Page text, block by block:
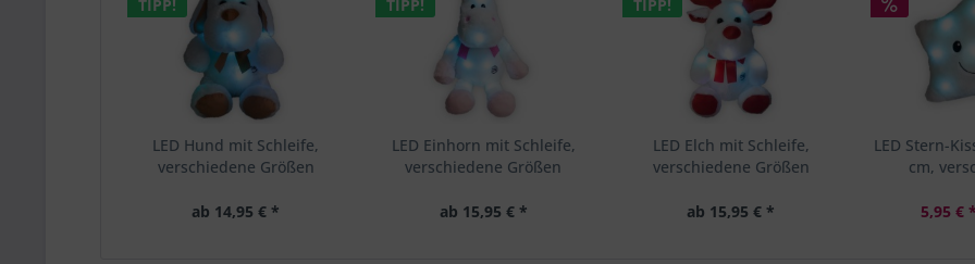
TIPP!
LED Hund mit Schleife,
verschiedene Größen
ab 14,95 € *
TIPP!
LED Einhorn mit Schleife,
verschiedene Größen
ab 15,95 € *
TIPP!
LED Elch mit Schleife,
verschiedene Größen
ab 15,95 € *
LED Stern-
cm,
5,95 € *